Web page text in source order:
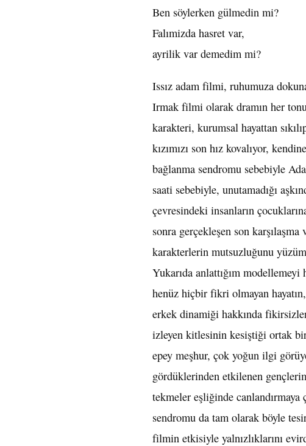
Ben söylerken gülmedin mi?
Falımizda hasret var,
ayrilik var demedim mi?
Issız adam filmi, ruhumuza
Irmak filmi olarak dramın her
karakteri, kurumsal hayattan
kızımızı son hız kovalıyor,
bağlanma sendromu sebebiyle
saati sebebiyle, unutamadığı
çevresindeki insanların
sonra gerçekleşen son
karakterlerin mutsuzluğunu
Yukarıda anlattığım modellemeyi
henüz hiçbir fikri olmayan
erkek dinamiği hakkında
izleyen kitlesinin kesiştiği ortak
epey meşhur, çok yoğun ilgi
gördüklerinden etkilenen
tekmeler eşliğinde canlandırmaya
sendromu da tam olarak böyle
filmin etkisiyle yalnızlıklarını